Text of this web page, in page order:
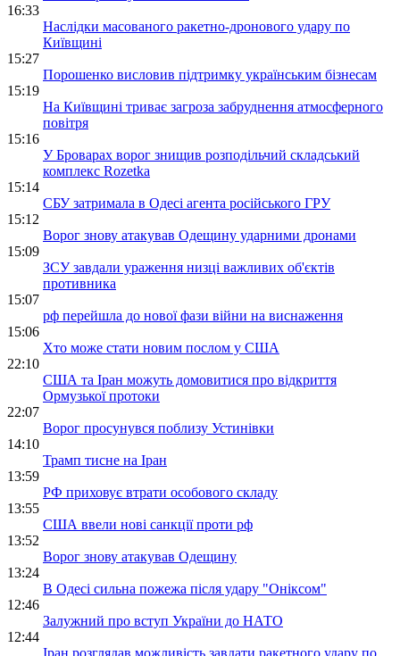
16:33
Наслідки масованого ракетно-дронового удару по
Київщині
15:27
Порошенко висловив підтримку українським бізнесам
15:19
На Київщині триває загроза забруднення атмосферного
повітря
15:16
У Броварах ворог знищив розподільчий складський
комплекс Rozetka
15:14
СБУ затримала в Одесі агента російського ГРУ
15:12
Ворог знову атакував Одещину ударними дронами
15:09
ЗСУ завдали ураження низці важливих об'єктів
противника
15:07
рф перейшла до нової фази війни на виснаження
15:06
Хто може стати новим послом у США
22:10
США та Іран можуть домовитися про відкриття
Ормузької протоки
22:07
Ворог просунувся поблизу Устинівки
14:10
Трамп тисне на Іран
13:59
РФ приховує втрати особового складу
13:55
США ввели нові санкції проти рф
13:52
Ворог знову атакував Одещину
13:24
В Одесі сильна пожежа після удару "Оніксом"
12:46
Залужний про вступ України до НАТО
12:44
Іран розглядав можливість завдати ракетного удару по